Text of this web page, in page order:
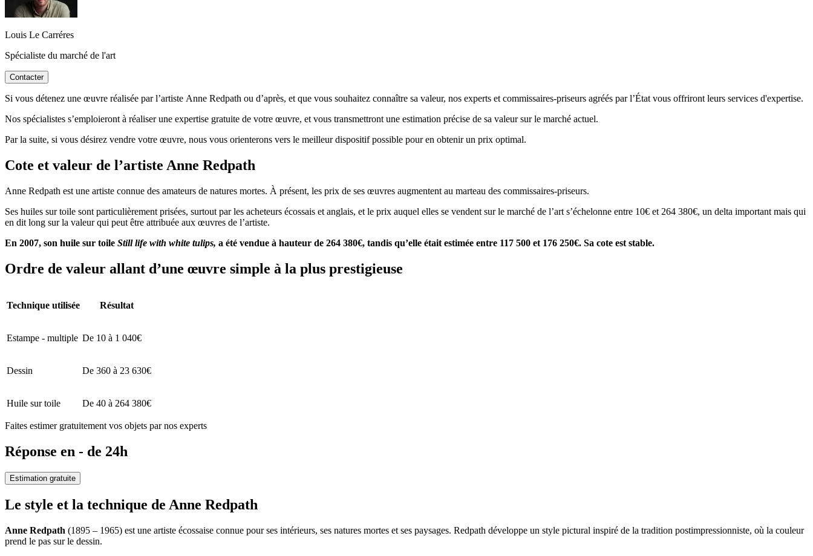
Louis Le Carréres
Spécialiste du marché de l'art
Contacter
Si vous détenez une œuvre réalisée par l’artiste Anne Redpath ou d’après, et que vous souhaitez connaître sa valeur, nos experts et commissaires-priseurs agréés par l’État vous offriront leurs services d'expertise.
Nos spécialistes s’emploieront à réaliser une expertise gratuite de votre œuvre, et vous transmettront une estimation précise de sa valeur sur le marché actuel.
Par la suite, si vous désirez vendre votre œuvre, nous vous orienterons vers le meilleur dispositif possible pour en obtenir un prix optimal.
Cote et valeur de l’artiste Anne Redpath
Anne Redpath est une artiste connue des amateurs de natures mortes. À présent, les prix de ses œuvres augmentent au marteau des commissaires-priseurs.
Ses huiles sur toile sont particulièrement prisées, surtout par les acheteurs écossais et anglais, et le prix auquel elles se vendent sur le marché de l’art s’échelonne entre 10€ et 264 380€, un delta important mais qui
en dit long sur la valeur qui peut être attribuée aux œuvres de l’artiste.
En 2007, son huile sur toile Still life with white tulips, a été vendue à hauteur de 264 380€, tandis qu’elle était estimée entre 117 500 et 176 250€. Sa cote est stable.
Ordre de valeur allant d’une œuvre simple à la plus prestigieuse
Technique utilisée Résultat
Estampe - multiple De 10 à 1 040€
Dessin De 360 à 23 630€
Huile sur toile De 40 à 264 380€
Faites estimer gratuitement vos objets par nos experts
Réponse en - de 24h
Estimation gratuite
Le style et la technique de Anne Redpath
Anne Redpath (1895 – 1965) est une artiste écossaise connue pour ses intérieurs, ses natures mortes et ses paysages. Redpath développe un style pictural inspiré de la tradition postimpressionniste, où la couleur
prend le pas sur le dessin.